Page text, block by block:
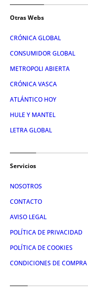
Otras Webs
CRÓNICA GLOBAL
CONSUMIDOR GLOBAL
METROPOLI ABIERTA
CRÓNICA VASCA
ATLÁNTICO HOY
HULE Y MANTEL
LETRA GLOBAL
Servicios
NOSOTROS
CONTACTO
AVISO LEGAL
POLÍTICA DE PRIVACIDAD
POLÍTICA DE COOKIES
CONDICIONES DE COMPRA